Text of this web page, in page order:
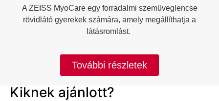
A ZEISS MyoCare egy forradalmi szemüveglencse
rövidlátó gyerekek számára, amely megállíthatja a
látásromlást.
További részletek
Kiknek ajánlott?